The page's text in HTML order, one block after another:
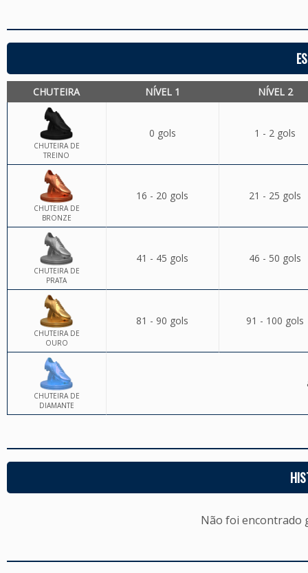
CHUTEIRA NÍVEL 1 NÍVEL 2
CHUTEIRA DE
TREINO
0 gols 1 - 2 gols
CHUTEIRA DE
BRONZE
16 - 20 gols 21 - 25 gols
CHUTEIRA DE
PRATA
41 - 45 gols 46 - 50 gols
CHUTEIRA DE
OURO
81 - 90 gols 91 - 100 gols
CHUTEIRA DE
DIAMANTE
Não foi encontrado